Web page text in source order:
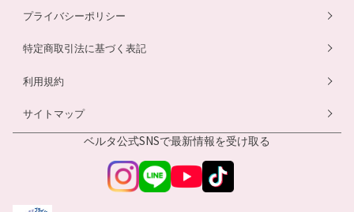
プライバシーポリシー
特定商取引法に基づく表記
利用規約
サイトマップ
ベルタ公式SNSで最新情報を受け取る